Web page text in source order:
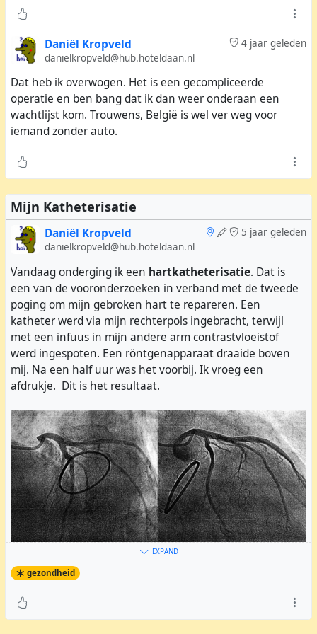
Ik ben meteen daarna en voor het eten naar huis
tegenstanders van vaccinatie zijn niet te overtuigen dat
hun dogmatisch denken andere mensen belemmeren
een essentiële medische behandeling te kunnen
ondergaan. Het zijn domme egoïsten.
4 jaar geleden
Daniël Kropveld
danielkropveld@hub.hoteldaan.nl
Dat heb ik overwogen. Het is een gecompliceerde
operatie en ben bang dat ik dan weer onderaan een
wachtlijst kom. Trouwens, België is wel ver weg voor
iemand zonder auto.
Mijn Katheterisatie
5 jaar geleden
Daniël Kropveld
danielkropveld@hub.hoteldaan.nl
Vandaag onderging ik een hartkatheterisatie. Dat is
een van de vooronderzoeken in verband met de tweede
poging om mijn gebroken hart te repareren. Een
katheter werd via mijn rechterpols ingebracht, terwijl
met een infuus in mijn andere arm contrastvloeistof
werd ingespoten. Een röntgenapparaat draaide boven
mij. Na een half uur was het voorbij. Ik vroeg een
afdrukje. Dit is het resultaat.
Dit zijn 2 foto's, genomen onder een andere hoek. Je ziet
hier een prachtige gezonde hartslagader, zonder
vernauwingen of verstoppingen. Een mooie uitslag voor
EXPAND
gezondheid